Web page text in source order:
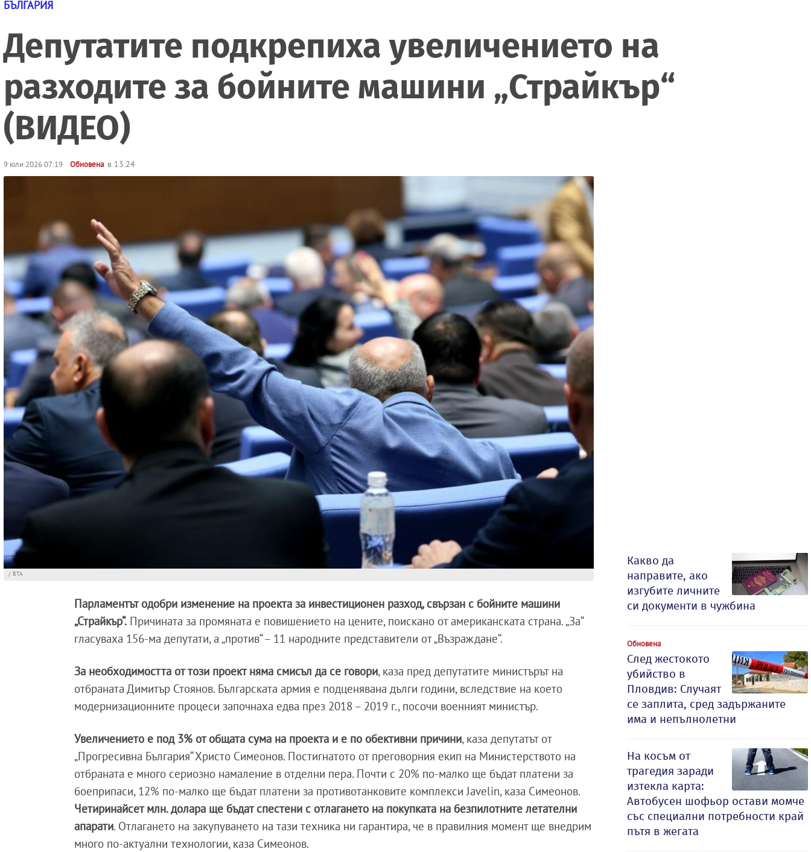
БЪЛГАРИЯ
Депутатите подкрепиха увеличението на
разходите за бойните машини „Страйкър“
(ВИДЕО)
9 юли 2026 07:19 Обновена в 13:24
/ БТА
Парламентът одобри изменение на проекта за инвестиционен разход, свързан с бойните машини
„Страйкър“. Причината за промяната е повишението на цените, поискано от американската страна. „За“
гласуваха 156-ма депутати, а „против“ – 11 народните представители от „Възраждане“.
За необходимостта от този проект няма смисъл да се говори, каза пред депутатите министърът на
отбраната Димитър Стоянов. Българската армия е подценявана дълги години, вследствие на което
модернизационните процеси започнаха едва през 2018 – 2019 г., посочи военният министър.
Увеличението е под 3% от общата сума на проекта и е по обективни причини, каза депутатът от
„Прогресивна България“ Христо Симеонов. Постигнатото от преговорния екип на Министерството на
отбраната е много сериозно намаление в отделни пера. Почти с 20% по-малко ще бъдат платени за
боеприпаси, 12% по-малко ще бъдат платени за противотанковите комплекси Javelin, каза Симеонов.
Четиринайсет млн. долара ще бъдат спестени с отлагането на покупката на безпилотните летателни
апарати. Отлагането на закупуването на тази техника ни гарантира, че в правилния момент ще внедрим
много по-актуални технологии, каза Симеонов.
Какво да
направите, ако
изгубите личните
си документи в чужбина
Обновена
След жестокото
убийство в
Пловдив: Случаят
се заплита, сред задържаните
има и непълнолетни
На косъм от
трагедия заради
изтекла карта:
Автобусен шофьор остави момче
със специални потребности край
пътя в жегата